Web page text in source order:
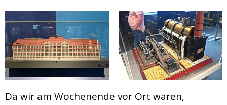
Da wir am Wochenende vor Ort waren,